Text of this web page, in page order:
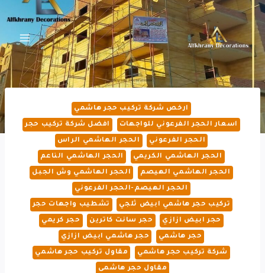
التجاوز
إلى
المحتوى
ارخص شركة تركيب حجر هاشمي
اسعار الحجر الفرعوني للواجهات افضل شركة تركيب حجر
الحجر الفرعوني الحجر الهاشمي الراس
الحجر الهاشمي الكريمي الحجر الهاشمي الناعم
الحجر الهاشمي الهيصم الحجر الهاشمي وش الجبل
الحجر الهيصم-الحجر الفرعوني
تركيب حجر هاشمي ابيض ثلجي تشطيب واجهات حجر
حجر ابيض ازازي حجر سانت كاترين حجر كريمي
حجر هاشمي حجر هاشمي ابيض ازازي
شركة تركيب حجر هاشمي مقاول تركيب حجر هاشمي
مقاول حجر هاشمى